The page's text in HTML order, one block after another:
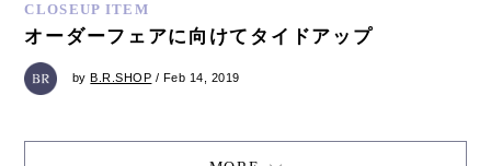
CLOSEUP ITEM
オーダーフェアに向けてタイドアップ
byB.R.SHOP / Feb 14, 2019